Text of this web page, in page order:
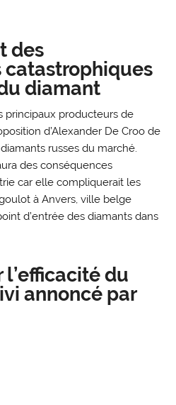
des
catastrophiques
diamant
principaux producteurs de
d’Alexander De Croo de
russes du marché.
des conséquences
car elle compliquerait les
à Anvers, ville belge
d’entrée des diamants dans
l’efficacité du
annoncé par